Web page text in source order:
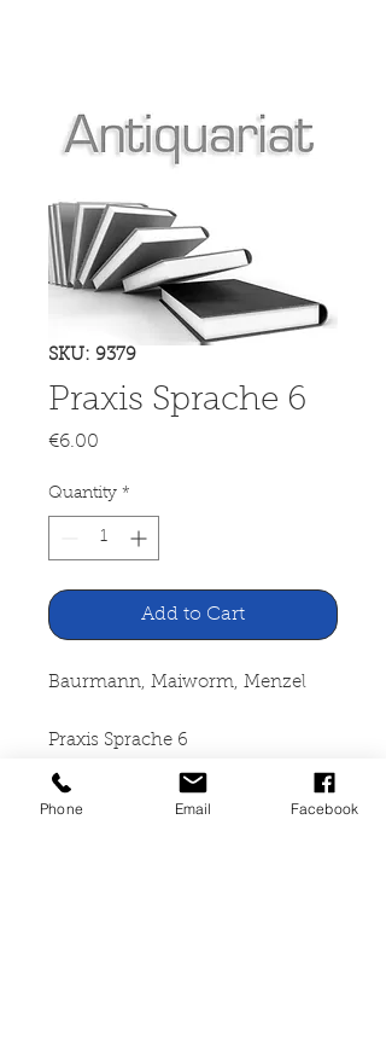
SKU: 9379
Praxis Sprache 6
€6.00
Quantity *
Add to Cart
Baurmann, Maiworm, Menzel
Praxis Sprache 6
Westermann Verlag,
Phone Email Facebook